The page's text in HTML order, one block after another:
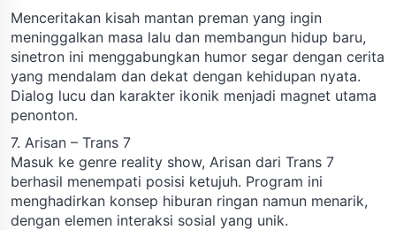
Menceritakan kisah mantan preman yang ingin
meninggalkan masa lalu dan membangun hidup baru,
sinetron ini menggabungkan humor segar dengan cerita
yang mendalam dan dekat dengan kehidupan nyata.
Dialog lucu dan karakter ikonik menjadi magnet utama
penonton.
7. Arisan – Trans 7
Masuk ke genre reality show, Arisan dari Trans 7
berhasil menempati posisi ketujuh. Program ini
menghadirkan konsep hiburan ringan namun menarik,
dengan elemen interaksi sosial yang unik.